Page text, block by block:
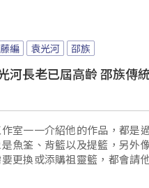
藤編 袁光河 邵族
河長老已屆高齡 邵族傳
室一一介紹他的作品，都是
魚筌、背籃以及提籃，另外
更換或添購祖靈籃，都會請